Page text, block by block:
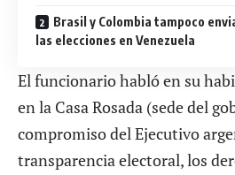
Brasil y Colombia tampoco
las elecciones en Venezuela
El funcionario habló en su
en la Casa Rosada (sede del
compromiso del Ejecutivo
transparencia electoral, los